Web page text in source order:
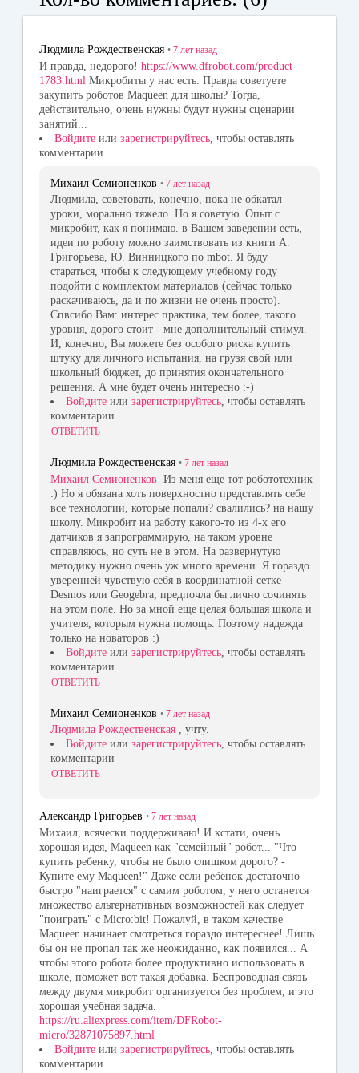
ok
la
ni
ki
r
Людмила Рождественская • 7 лет назад
И правда, недорого! https://www.dfrobot.com/product-
1783.html Микробиты у нас есть. Правда советуете
закупить роботов Maqueen для школы? Тогда,
действительно, очень нужны будут нужны сценарии
занятий...
Войдите или зарегистрируйтесь , чтобы оставлять
комментарии
Михаил Семионенков • 7 лет назад
Людмила, советовать, конечно, пока не обкатал
уроки, морально тяжело. Но я советую. Опыт с
микробит, как я понимаю. в Вашем заведении есть,
идеи по роботу можно заимствовать из книги А.
Григорьева, Ю. Винницкого по mbot. Я буду
стараться, чтобы к следующему учебному году
подойти с комплектом материалов (сейчас только
раскачиваюсь, да и по жизни не очень просто).
Спвсибо Вам: интерес практика, тем более, такого
уровня, дорого стоит - мне дополнительный стимул.
И, конечно, Вы можете без особого риска купить
штуку для личного испытания, на грузя свой или
школьный бюджет, до принятия окончательного
решения. А мне будет очень интересно :-)
Войдите или зарегистрируйтесь, чтобы оставлять
комментарии
ОТВЕТИТЬ
Людмила Рождественская • 7 лет назад
Михаил Семионенков Из меня еще тот робототехник
:) Но я обязана хоть поверхностно представлять себе
все технологии, которые попали? свалились? на нашу
школу. Микробит на работу какого-то из 4-х его
датчиков я запрограммирую, на таком уровне
справляюсь, но суть не в этом. На развернутую
методику нужно очень уж много времени. Я гораздо
уверенней чувствую себя в координатной сетке
Desmos или Geogebra, предпочла бы лично сочинять
на этом поле. Но за мной еще целая большая школа и
учителя, которым нужна помощь. Поэтому надежда
только на новаторов :)
Войдите или зарегистрируйтесь , чтобы оставлять
комментарии
ОТВЕТИТЬ
Михаил Семионенков • 7 лет назад
Людмила Рождественская , учту.
Войдите или зарегистрируйтесь, чтобы оставлять
комментарии
ОТВЕТИТЬ
Александр Григорьев • 7 лет назад
Михаил, всячески поддерживаю! И кстати, очень
хорошая идея, Maqueen как "семейный" робот... "Что
купить ребенку, чтобы не было слишком дорого? -
Купите ему Maqueen!" Даже если ребёнок достаточно
быстро "наиграется" с самим роботом, у него останется
множество альтернативных возможностей как следует
"поиграть" с Micro:bit! Пожалуй, в таком качестве
Maqueen начинает смотреться гораздо интереснее! Лишь
бы он не пропал так же неожиданно, как появился... А
чтобы этого робота более продуктивно использовать в
школе, поможет вот такая добавка. Беспроводная связь
между двумя микробит организуется без проблем, и это
хорошая учебная задача.
https://ru.aliexpress.com/item/DFRobot-
micro/32871075897.html
Войдите или зарегистрируйтесь , чтобы оставлять
комментарии